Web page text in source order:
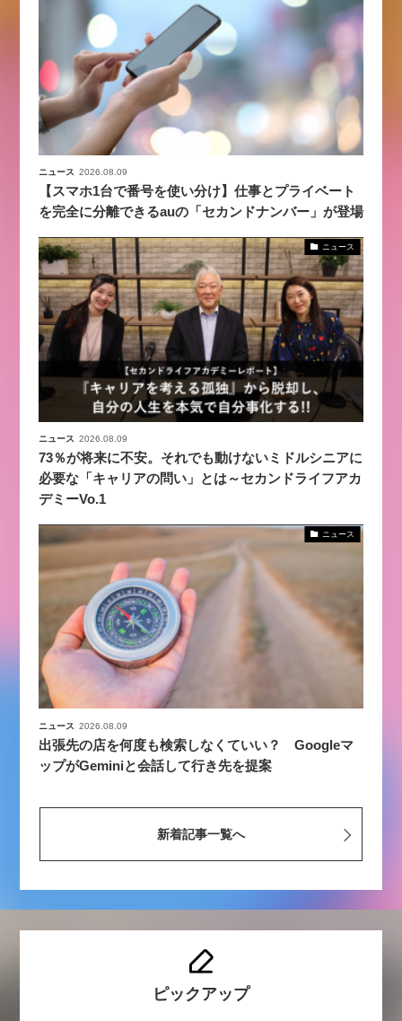
ニュース 2026.08.09
【スマホ1台で番号を使い分け】仕事とプライベート
を完全に分離できるauの「セカンドナンバー」が登場
ニュース
ニュース 2026.08.09
73％が将来に不安。それでも動けないミドルシニアに
必要な「キャリアの問い」とは～セカンドライフアカ
デミーVo.1
ニュース
ニュース 2026.08.09
出張先の店を何度も検索しなくていい？ Googleマ
ップがGeminiと会話して行き先を提案
新着記事一覧へ
ピックアップ